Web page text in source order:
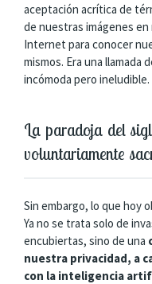
aceptación acrítica de
de nuestras imágenes en
Internet para conocer
mismos. Era una llamada
incómoda pero ineludible.
La paradoja del
voluntariamente
Sin embargo, lo que hoy
Ya no se trata solo de
encubiertas, sino de una
nuestra privacidad, a
con la inteligencia